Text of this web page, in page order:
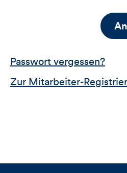
Passwort vergessen?
Zur Mitarbeiter-